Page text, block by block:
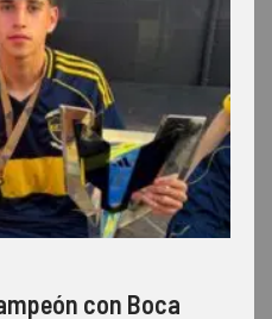
con Boca